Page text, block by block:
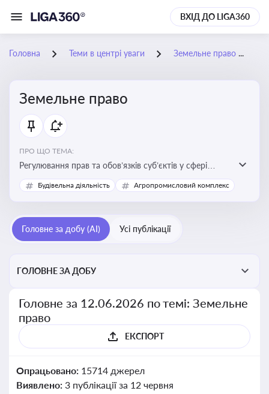
ВХІД ДО LIGA360
Головна Теми в центрі уваги Земельне право
Земельне право
ПРО ЩО ТЕМА:
Регулювання прав та обов’язків суб’єктів у сфері
користування землею, земельний сервітут, що є
критично важливим для захисту майнових прав
ефективного управління земельними ресурсами
Будівельна діяльність Агропромисловий комплекс
Головне за добу (AI) Усі публікації
ГОЛОВНЕ ЗА ДОБУ
Головне за 12.06.2026 по темі: Земельне
право
ЕКСПОРТ
Опрацьовано: 15714 джерел
Виявлено: 3 публікації за 12 червня